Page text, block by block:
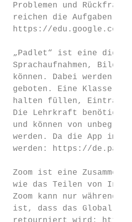
Problemen und
reichen die Aufgaben
https://
ist eine
Sprachaufnahmen,
können. Dabei werden
geboten. Eine Klasse
halten füllen,
Die Lehrkraft benötigt
und können von
werden. Da die App im
werden: https://
ist eine
wie das Teilen von
Zoom kann nur während
ist, dass das Global